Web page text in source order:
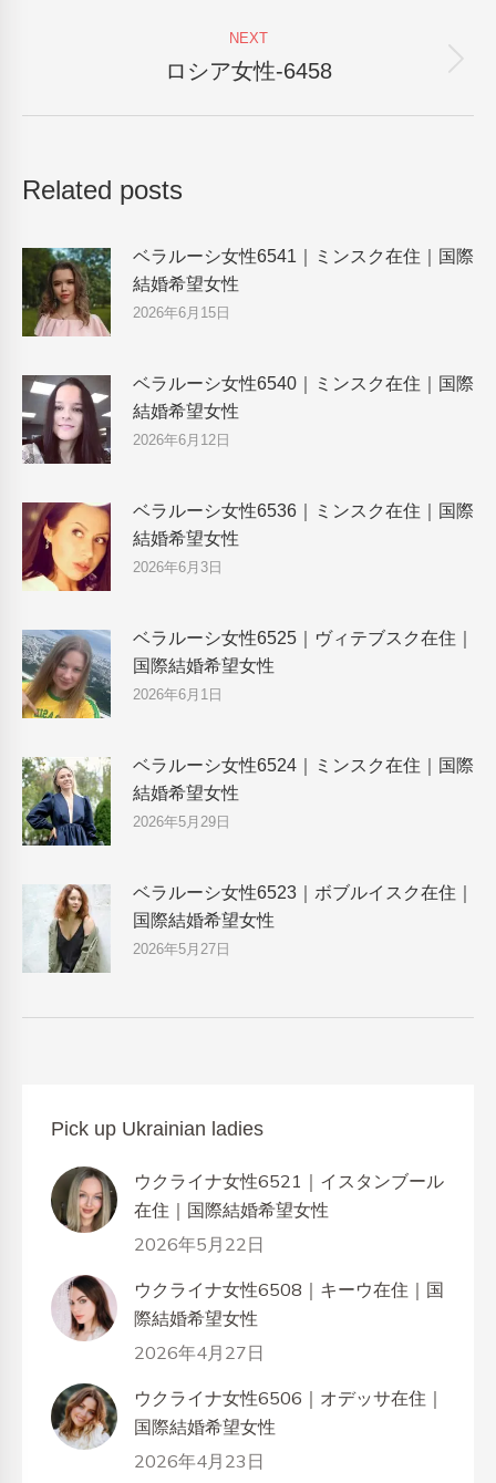
NEXT
Next
ロシア女性-6458
Related posts
ベラルーシ女性6541｜ミンスク在住｜国際
結婚希望女性
2026年6月15日
ベラルーシ女性6540｜ミンスク在住｜国際
結婚希望女性
2026年6月12日
ベラルーシ女性6536｜ミンスク在住｜国際
結婚希望女性
2026年6月3日
ベラルーシ女性6525｜ヴィテブスク在住｜
国際結婚希望女性
2026年6月1日
ベラルーシ女性6524｜ミンスク在住｜国際
結婚希望女性
2026年5月29日
ベラルーシ女性6523｜ボブルイスク在住｜
国際結婚希望女性
2026年5月27日
Pick up Ukrainian ladies
ウクライナ女性6521｜イスタンブール
在住｜国際結婚希望女性
2026年5月22日
ウクライナ女性6508｜キーウ在住｜国
際結婚希望女性
2026年4月27日
ウクライナ女性6506｜オデッサ在住｜
国際結婚希望女性
2026年4月23日